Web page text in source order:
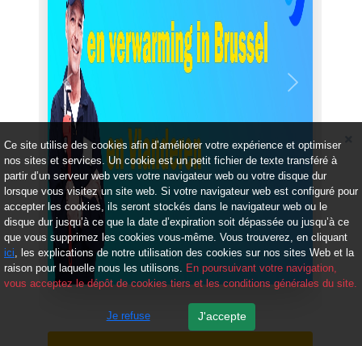
Précédent Suivant
Ce site utilise des cookies afin d’améliorer votre expérience et optimiser
nos sites et services. Un cookie est un petit fichier de texte transféré à
partir d’un serveur web vers votre navigateur web ou votre disque dur
lorsque vous visitez un site web. Si votre navigateur web est configuré pour
accepter les cookies, ils seront stockés dans le navigateur web ou le
disque dur jusqu’à ce que la date d’expiration soit dépassée ou jusqu’à ce
que vous supprimez les cookies vous-même. Vous trouverez, en cliquant
ici, les explications de notre utilisation des cookies sur nos sites Web et la
raison pour laquelle nous les utilisons. En poursuivant votre navigation,
vous acceptez le dépôt de cookies tiers et les conditions générales du site.
Je refuse J'accepte